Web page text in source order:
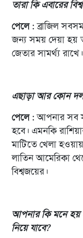
তারা কি এবারের
পেলে : ব্রাজিল
জন্য সময় দেয়া হয়
জেতার সামর্থ্য রাখে।
এছাড়া আর কোন
পেলে : আপনার সব
হবে। এমনকি
মাটিতে খেলা
লাতিন আমেরিকা
বিশ্বজয়ের।
আপনার কি মনে হয়
নিয়ে যাবে?